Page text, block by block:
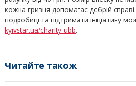
кожна гривня допомагає добрій
подробиці та підтримати ініціативу
kyivstar.ua/charity-ubb.
Читайте також